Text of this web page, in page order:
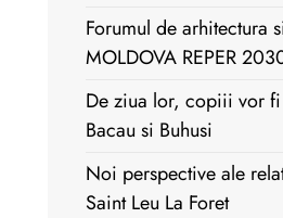
Forumul de arhitectura
MOLDOVA REPER
De ziua lor, copiii vor
Bacau si Buhusi
Noi perspective ale
Saint Leu La Foret